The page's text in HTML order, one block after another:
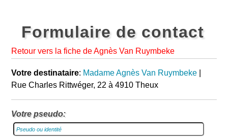
Formulaire de contact
Retour vers la fiche de Agnès Van Ruymbeke
Votre destinataire: Madame Agnès Van Ruymbeke
Rue Charles Rittwéger, 22 à 4910 Theux
Votre pseudo: